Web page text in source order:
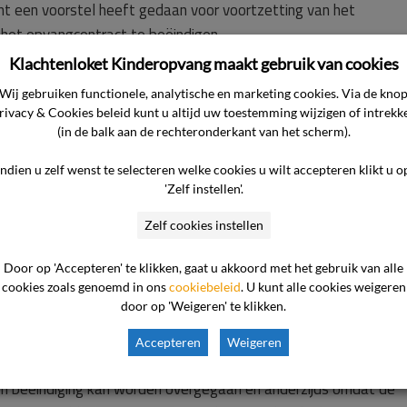
een voorstel heeft gedaan voor voortzetting van het
opvangcontract te beëindigen.
hetgeen ter zitting naar voren is gebracht uit van de volgende
opgezegd op 12 juni 2025 met inachtneming van een
vervolgens een zogenaamde verkorte procedure opgestart
door de ondernemer beëindigd zou worden. Hierop
de beëindiging ongedaan te maken. De ondernemer heeft
gekomen omdat de ondernemer van mening is dat
kan worden overgegaan en anderzijds omdat de
Klachtenloket Kinderopvang maakt gebruik van cookies
Wij gebruiken functionele, analytische en marketing cookies. Via de knop
& Cookies beleid kunt u altijd uw toestemming wijzigen of
(in de balk aan de rechteronderkant van het scherm).
u zelf wenst te selecteren welke cookies u wilt accepteren klikt u
'Zelf instellen'.
Zelf cookies instellen
Door op 'Accepteren' te klikken, gaat u akkoord met het gebruik van alle
cookies zoals genoemd in onscookiebeleid. U kunt alle cookies weigeren
door op 'Weigeren' te klikken.
Accepteren Weigeren